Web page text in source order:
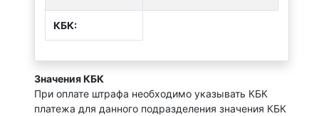
КБК:
Значения КБК
При оплате штрафа необходимо указывать КБК
платежа для данного подразделения значения КБК